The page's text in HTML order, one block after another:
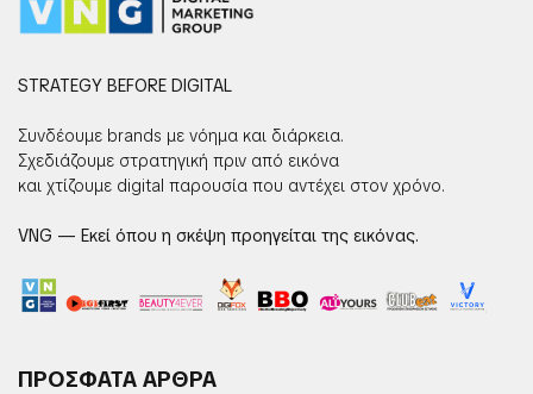
STRATEGY BEFORE DIGITAL
Συνδέουμε brands με νόημα και διάρκεια.
Σχεδιάζουμε στρατηγική πριν από εικόνα
και χτίζουμε digital παρουσία που αντέχει στον χρόνο.
VNG — Εκεί όπου η σκέψη προηγείται της εικόνας.
ΠΡΟΣΦΑΤΑ ΑΡΘΡΑ